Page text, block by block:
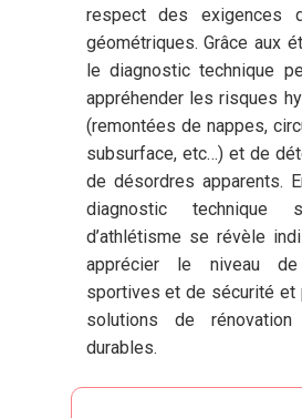
respect des exigences
géométriques. Grâce aux
le diagnostic technique
appréhender les risques
(remontées de nappes,
subsurface, etc…) et de
de désordres apparents.
diagnostic
d’athlétisme se révèle
apprécier le niveau de
sportives et de sécurité et
solutions de
durables.